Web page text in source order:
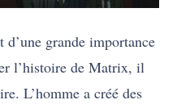
d’une grande importance
l’histoire de Matrix, il
L’homme a créé des